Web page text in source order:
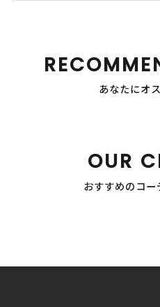
あなたにオ
OUR
おすすめのコ